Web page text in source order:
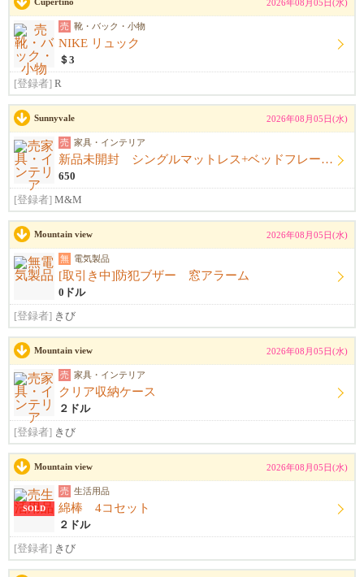
2026年08月05日(水)
売 靴・バック・小物
NIKE リュック
＄3
[登録者] R
Sunnyvale 2026年08月05日(水)
売 家具・インテリア
新品未開封 シングルマットレス+ベッドフレーム+シーツ
650
[登録者] M&M
Mountain view 2026年08月05日(水)
無 電気製品
[取引き中]防犯ブザー 窓アラーム
0ドル
[登録者] きび
Mountain view 2026年08月05日(水)
売 家具・インテリア
クリア収納ケース
２ドル
[登録者] きび
Mountain view 2026年08月05日(水)
SOLD
売 生活用品
綿棒 4コセット
２ドル
[登録者] きび